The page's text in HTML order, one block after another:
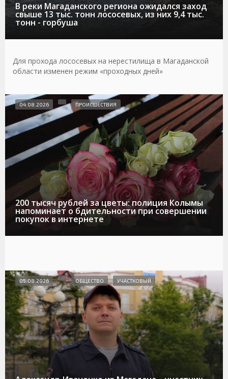
В реки Магаданского региона ожидался заход
свыше 13 тыс. тонн лососевых, из них 9,4 тыс.
тонн - горбуша
Для прохода лососевых на нерестилища в Магаданской
области изменен режим «проходных дней»
200 тысяч рублей за цветы: полиция Колымы
напоминает о бдительности при совершении
покупок в интернете
04.08.2026 ПРОИСШЕСТВИЯ
05.08.2026 ОБЩЕСТВО УЧАСТКОВЫЙ